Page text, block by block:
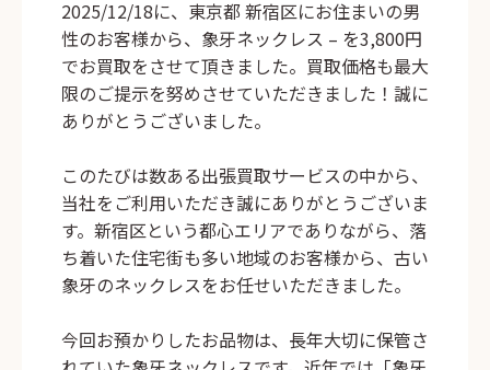
2025/12/18に、東京都 新宿区にお住まいの男
性のお客様から、象牙ネックレス – を3,800円
でお買取をさせて頂きました。買取価格も最大
限のご提示を努めさせていただきました！誠に
ありがとうございました。
このたびは数ある出張買取サービスの中から、
当社をご利用いただき誠にありがとうございま
す。新宿区という都心エリアでありながら、落
ち着いた住宅街も多い地域のお客様から、古い
象牙のネックレスをお任せいただきました。
今回お預かりしたお品物は、長年大切に保管さ